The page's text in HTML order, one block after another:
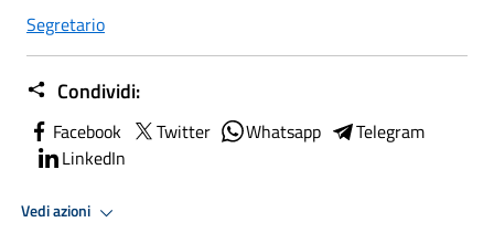
Segretario
Condividi:
Facebook Twitter Whatsapp
Telegram
LinkedIn
Vedi azioni